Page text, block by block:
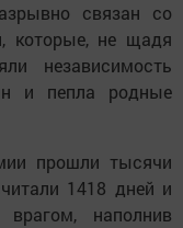
связан со
которые, не щадя
независимость
и пепла родные
прошли тысячи
1418 дней и
наполнив